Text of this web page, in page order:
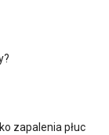
zapalenia płuc